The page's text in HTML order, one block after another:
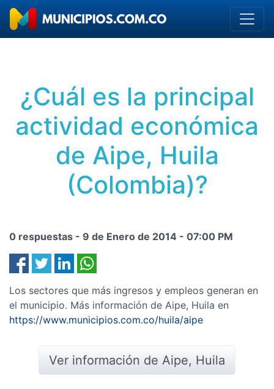
¿Cuál es la principal
actividad económica
de Aipe, Huila
(Colombia)?
0 respuestas - 9 de Enero de 2014 - 07:00 PM
Los sectores que más ingresos y empleos generan en
el municipio. Más información de Aipe, Huila en
https://www.municipios.com.co/huila/aipe
Ver información de Aipe, Huila